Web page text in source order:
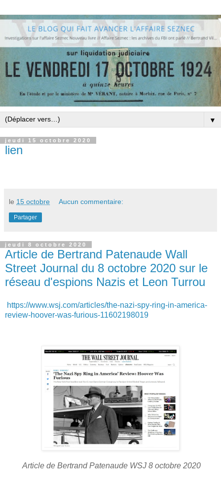
▼
jeudi 15 octobre 2020
lien
le 15 octobre Aucun commentaire:
Partager
jeudi 8 octobre 2020
Article de Bertrand Patenaude Wall
Street Journal du 8 octobre 2020 sur le
réseau d'espions Nazis et Leon Turrou
https://www.wsj.com/articles/the-nazi-spy-ring-in-america-
review-hoover-was-furious-11602198019
Article de Bertrand Patenaude WSJ 8 octobre 2020